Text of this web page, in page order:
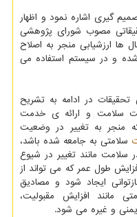
گیری اشاره نمود و اظهار
مصوب شورای پژوهشی
ها ارزشیابی منجر به اصلاح
و در سیستم استفاده می
تحقیقات در ادامه به تشریح
سلامت و ارائه ی خدمت
منجر به تغییر در وضعیت
سلامتی به جامعه شده باشد،
سلامت مانند تغییر در شیوع
طول عمر که می تواند از
ایجاد شود و مصادیق
مانند افزایش مقبولیت،
و غیره می شود.